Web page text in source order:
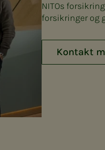
NITOs
forsikringer og
Kontakt